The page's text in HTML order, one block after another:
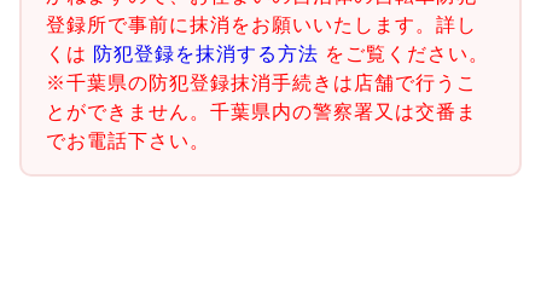
登録所で事前に抹消をお願いいたします。詳し
くは 防犯登録を抹消する方法 をご覧ください。
※千葉県の防犯登録抹消手続きは店舗で行うこ
とができません。千葉県内の警察署又は交番ま
でお電話下さい。